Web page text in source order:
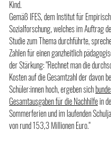
Kind.
Gemäß IFES, dem Institut für
Sozialforschung, welches im Auftrag
Studie zum Thema durchführte,
Zahlen für einen ganzheitlich
der Stärkung: "Rechnet man die
Kosten auf die Gesamtzahl der davon
Schüler:innen hoch, ergeben sich
Gesamtausgaben für die Nachhilfe in
Sommerferien und im laufenden
von rund 153,3 Millionen Euro."